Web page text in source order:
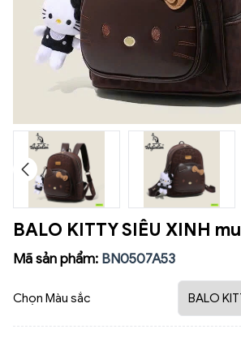
BALO KITTY SIÊU XINH
Mã sản phẩm: BN0507A53
Chọn Màu sắc